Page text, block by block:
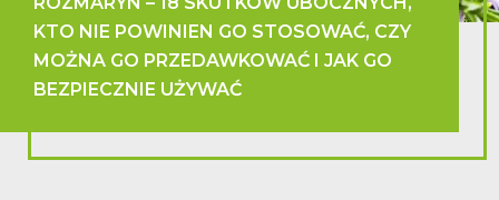
KTO NIE POWINIEN GO STOSOWAĆ, CZY
MOŻNA GO PRZEDAWKOWAĆ I JAK GO
BEZPIECZNIE UŻYWAĆ